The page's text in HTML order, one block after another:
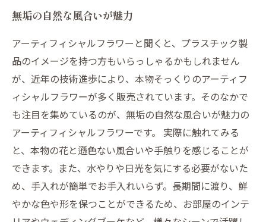
無垢の自然な風合いが魅力
アーティフィシャルフラワーと聞くと、プラスチック製
品のイメージを持つ方もいらっしゃるかもしれません
が、近年の技術進歩により、本物そっくりのアーティフ
ィシャルフラワーが多く販売されています。そのなかで
も注目を集めているのが、無垢の自然な風合いが魅力の
アーティフィシャルフラワーです。 実際に触れてみる
と、本物の花と遜色ない風合いや手触りを感じることが
できます。また、水やりや日光を気にする必要がないた
め、手入れが簡単でお手入れいらず。長期間に渡り、鮮
やかな色や形を保つことができるため、お部屋のインテ